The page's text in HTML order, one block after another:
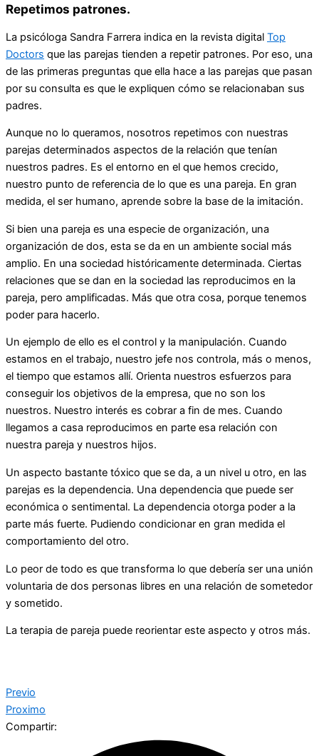
Repetimos patrones.
La psicóloga Sandra Farrera indica en la revista digital Top
Doctors que las parejas tienden a repetir patrones. Por eso, una
de las primeras preguntas que ella hace a las parejas que pasan
por su consulta es que le expliquen cómo se relacionaban sus
padres.
Aunque no lo queramos, nosotros repetimos con nuestras
parejas determinados aspectos de la relación que tenían
nuestros padres. Es el entorno en el que hemos crecido,
nuestro punto de referencia de lo que es una pareja. En gran
medida, el ser humano, aprende sobre la base de la imitación.
Si bien una pareja es una especie de organización, una
organización de dos, esta se da en un ambiente social más
amplio. En una sociedad históricamente determinada. Ciertas
relaciones que se dan en la sociedad las reproducimos en la
pareja, pero amplificadas. Más que otra cosa, porque tenemos
poder para hacerlo.
Un ejemplo de ello es el control y la manipulación. Cuando
estamos en el trabajo, nuestro jefe nos controla, más o menos,
el tiempo que estamos allí. Orienta nuestros esfuerzos para
conseguir los objetivos de la empresa, que no son los
nuestros. Nuestro interés es cobrar a fin de mes. Cuando
llegamos a casa reproducimos en parte esa relación con
nuestra pareja y nuestros hijos.
Un aspecto bastante tóxico que se da, a un nivel u otro, en las
parejas es la dependencia. Una dependencia que puede ser
económica o sentimental. La dependencia otorga poder a la
parte más fuerte. Pudiendo condicionar en gran medida el
comportamiento del otro.
Lo peor de todo es que transforma lo que debería ser una unión
voluntaria de dos personas libres en una relación de sometedor
y sometido.
La terapia de pareja puede reorientar este aspecto y otros más.
Previo
Proximo
Compartir: